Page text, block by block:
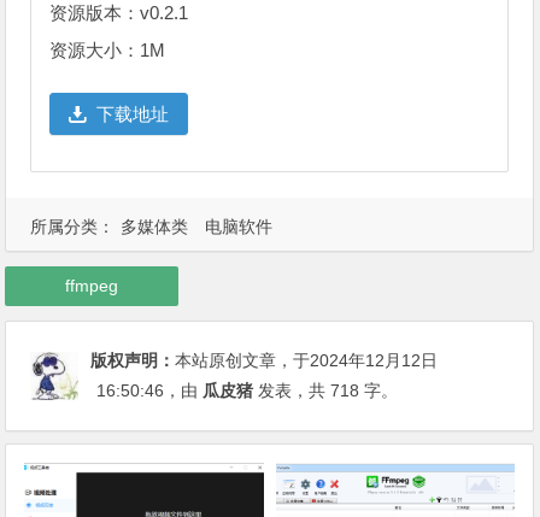
资源版本：v0.2.1
资源大小：1M
下载地址
所属分类： 多媒体类 电脑软件
ffmpeg
版权声明：本站原创文章，于2024年12月12日
16:50:46 ，由 瓜皮猪 发表，共 718 字。